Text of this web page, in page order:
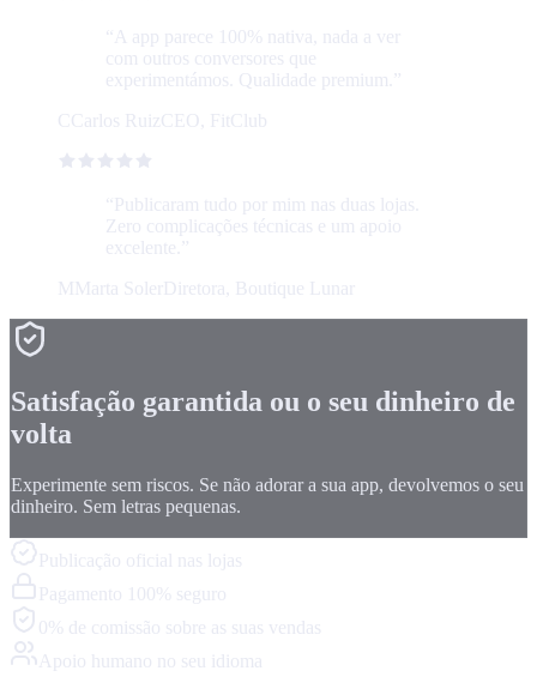
“ A app parece 100% nativa, nada a ver
com outros conversores que
experimentámos. Qualidade premium. ”
C Carlos RuizCEO, FitClub
“ Publicaram tudo por mim nas duas lojas.
Zero complicações técnicas e um apoio
excelente. ”
M Marta Soler Diretora, Boutique Lunar
Satisfação garantida ou o seu dinheiro de
volta
Experimente sem riscos. Se não adorar a sua app, devolvemos o seu
dinheiro. Sem letras pequenas.
Publicação oficial nas lojas
Pagamento 100% seguro
0% de comissão sobre as suas vendas
Apoio humano no seu idioma